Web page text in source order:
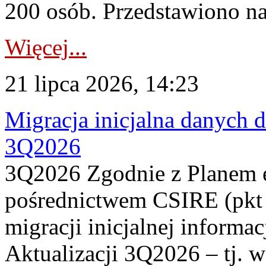
200 osób. Przedstawiono
Więcej...
21 lipca 2026, 14:23
Migracja inicjalna danych
3Q2026
3Q2026 Zgodnie z
pośrednictwem CSIRE
migracji inicjalnej
Aktualizacji 3Q2026 – tj.